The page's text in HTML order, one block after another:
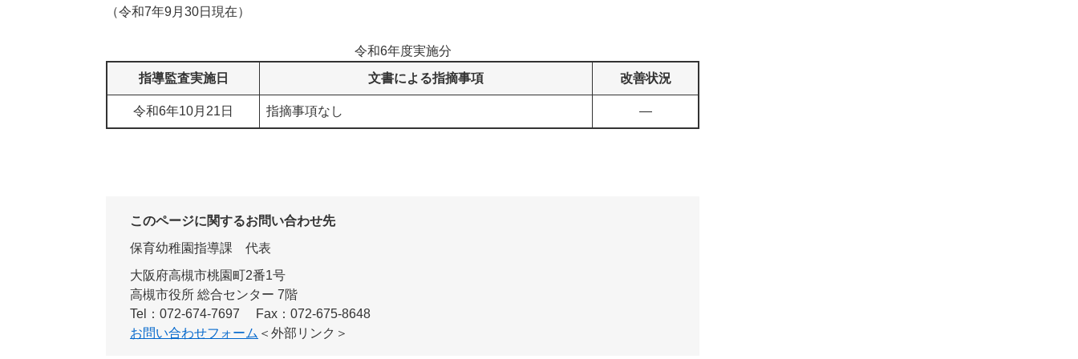
（令和7年9月30日現在）
令和6年度実施分
指導監査実施日
文書による指摘事項 改善状況
令和6年10月21日 指摘事項なし ―
このページに関するお問い合わせ先
保育幼稚園指導課
代表
大阪府高槻市桃園町2番1号
高槻市役所 総合センター 7階
Tel：072-674-7697
Fax：072-675-8648
お問い合わせフォーム ＜外部リンク＞